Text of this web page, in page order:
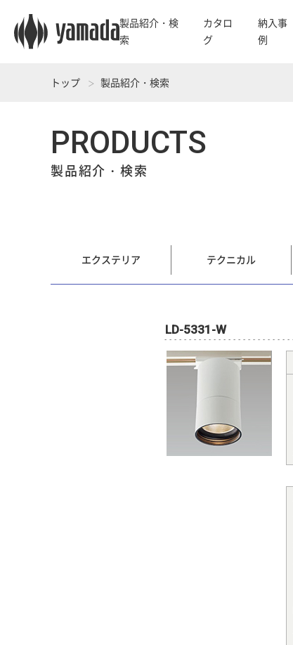
製品紹介・検
索
カタロ
グ
納入事
例
トップ 製品紹介・検索
PRODUCTS
製品紹介・検索
エクステリア テクニカル
LD-5331-W